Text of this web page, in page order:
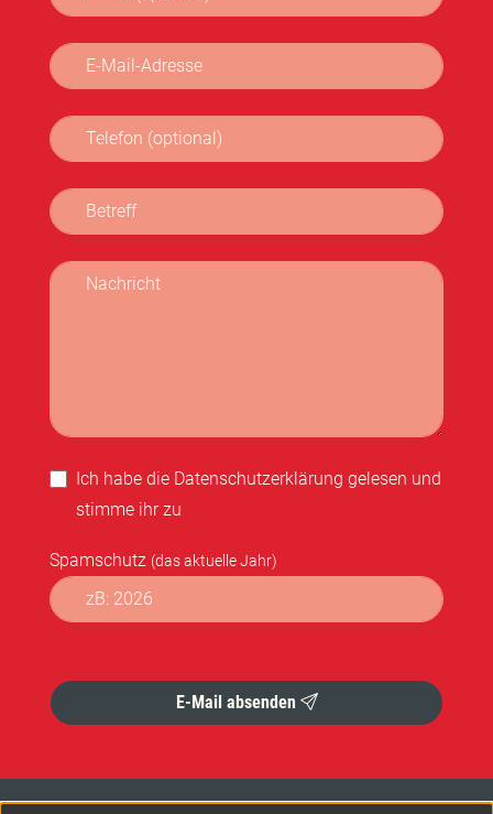
E-Mail-Adresse
Telefon (optional)
Betreff
Nachricht
Ich habe die Datenschutzerklärung gelesen und
stimme ihr zu
Spamschutz (das aktuelle Jahr)
Formular abschicken
E-Mail absenden